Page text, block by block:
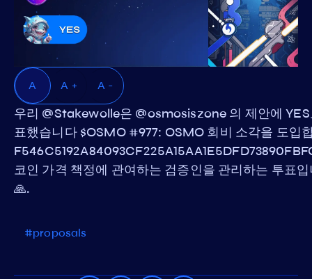
A A + A -
우리 @Stakewolle은 @osmosiszone 의 제안에 YES
표했습니다 $OSMO #977: OSMO 회비 소각을 도입
코인 가격 책정에 관여하는 검증인을 관리하는 투표
🙏.
#proposals